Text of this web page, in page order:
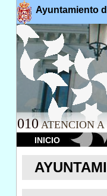
Ayuntamiento
010 ATENCION A
INICIO